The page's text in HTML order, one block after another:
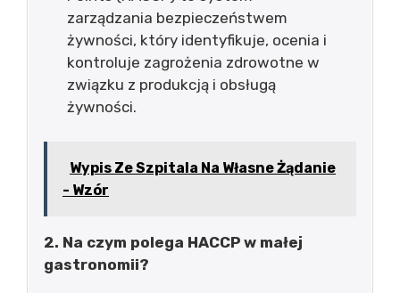
zarządzania bezpieczeństwem
żywności, który identyfikuje, ocenia i
kontroluje zagrożenia zdrowotne w
związku z produkcją i obsługą
żywności.
Wypis Ze Szpitala Na Własne Żądanie
- Wzór
2. Na czym polega HACCP w małej
gastronomii?